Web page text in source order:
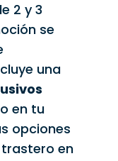
2 y 3
se
una
en tu
opciones
en